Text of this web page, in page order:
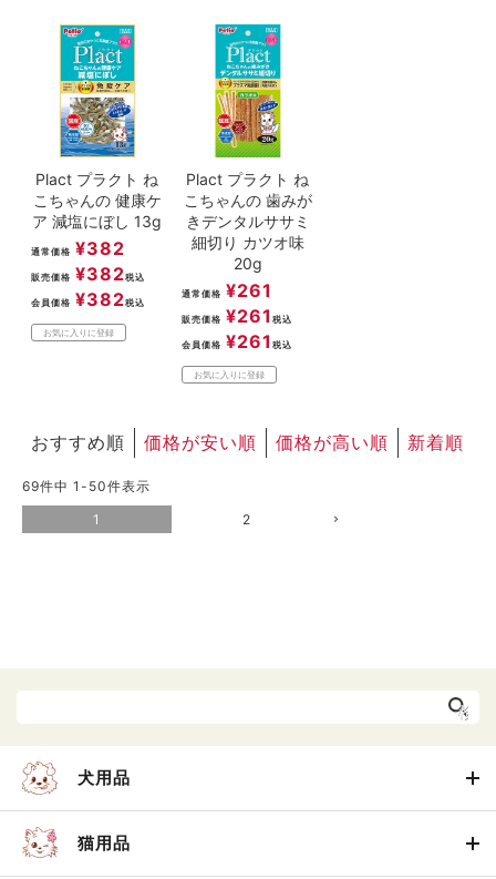
Plact プラクト ね
こちゃんの 健康ケ
ア 減塩にぼし 13g
通常価格 ¥382
販売価格 ¥382税込
会員価格 ¥382税込
お気に入りに登録
Plact プラクト ね
こちゃんの 歯みが
きデンタルササミ
細切り カツオ味
20g
通常価格 ¥261
販売価格 ¥261 税込
会員価格 ¥261 税込
お気に入りに登録
おすすめ順 価格が安い順 価格が高い順 新着順
69件中 1 - 50件表示
1 2
犬用品
猫用品